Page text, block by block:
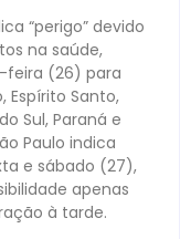
“perigo” devido
na saúde,
feira (26) para
Espírito Santo,
Sul, Paraná e
Paulo indica
e sábado (27),
apenas
à tarde.